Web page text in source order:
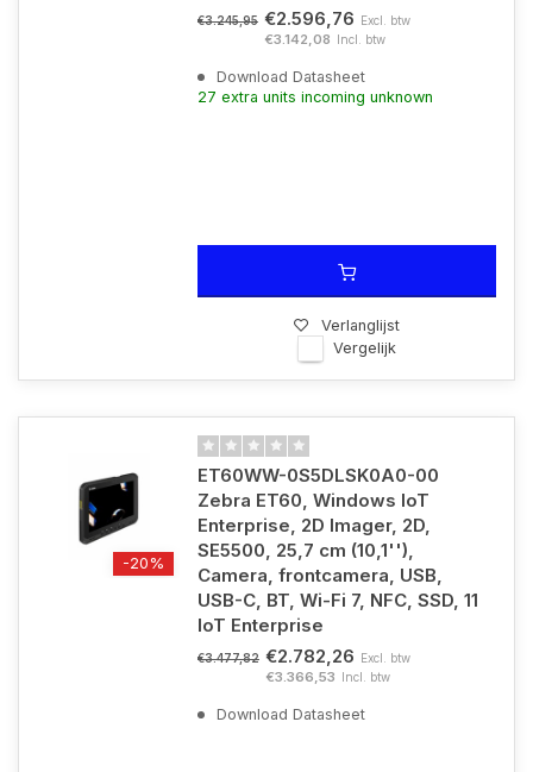
€3.245,95 €2.596,76 Excl. btw
€3.142,08 Incl. btw
Download Datasheet
27 extra units incoming unknown
Verlanglijst
Vergelijk
-20%
ET60WW-0S5DLSK0A0-00
Zebra ET60, Windows IoT
Enterprise, 2D Imager, 2D,
SE5500, 25,7 cm (10,1''),
Camera, frontcamera, USB,
USB-C, BT, Wi-Fi 7, NFC, SSD, 11
IoT Enterprise
€3.477,82 €2.782,26 Excl. btw
€3.366,53 Incl. btw
Download Datasheet